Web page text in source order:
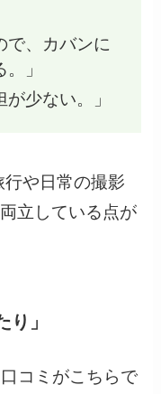
で、カバンに
」
が少ない。」
や日常の撮影
立している点が
り」
コミがこちらで